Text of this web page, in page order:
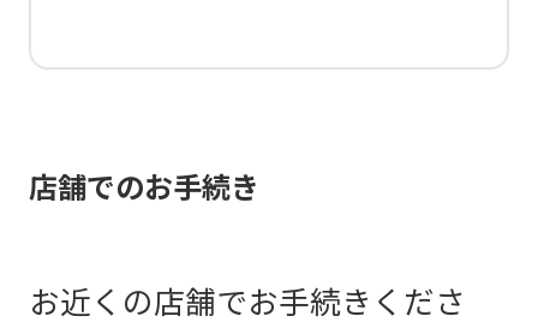
店舗でのお手続き
お近くの店舗でお手続きくださ